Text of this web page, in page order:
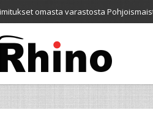
omasta varastosta